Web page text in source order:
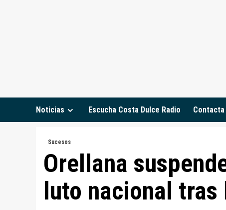
Noticias Escucha Costa Dulce Radio Contacta
Sucesos
Orellana
luto nacional